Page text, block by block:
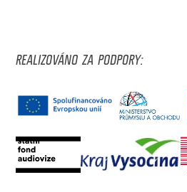
REALIZOVÁNO ZA PODPORY: